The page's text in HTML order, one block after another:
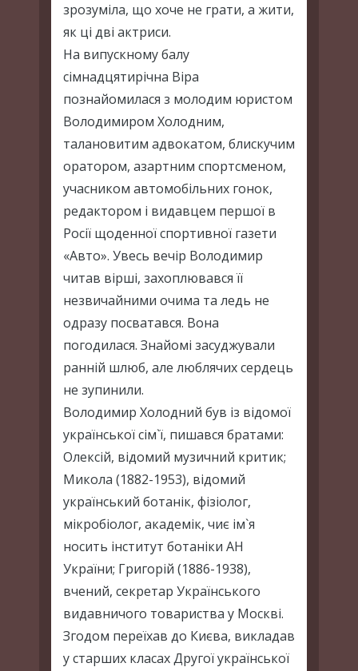
зрозуміла, що хоче не грати, а жити,
як ці дві актриси.
На випускному балу
сімнадцятирічна Віра
познайомилася з молодим юристом
Володимиром Холодним,
талановитим адвокатом, блискучим
оратором, азартним спортсменом,
учасником автомобільних гонок,
редактором і видавцем першої в
Росії щоденної спортивної газети
«Авто». Увесь вечір Володимир
читав вірші, захоплювався її
незвичайними очима та ледь не
одразу посватався. Вона
погодилася. Знайомі засуджували
ранній шлюб, але люблячих сердець
не зупинили.
Володимир Холодний був із відомої
української сім`ї, пишався братами:
Олексій, відомий музичний критик;
Микола (1882-1953), відомий
український ботанік, фізіолог,
мікробіолог, академік, чиє ім`я
носить інститут ботаніки АН
України; Григорій (1886-1938),
вчений, секретар Українського
видавничого товариства у Москві.
Згодом переїхав до Києва, викладав
у старших класах Другої української